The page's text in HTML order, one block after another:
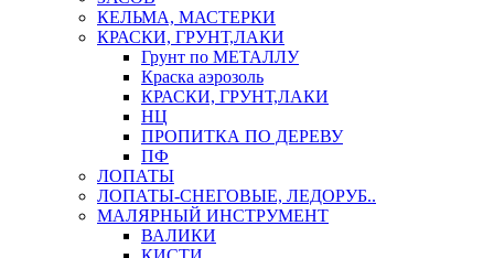
КЕЛЬМА, МАСТЕРКИ
КРАСКИ, ГРУНТ,ЛАКИ
Грунт по МЕТАЛЛУ
Краска аэрозоль
КРАСКИ, ГРУНТ,ЛАКИ
НЦ
ПРОПИТКА ПО ДЕРЕВУ
ПФ
ЛОПАТЫ
ЛОПАТЫ-СНЕГОВЫЕ, ЛЕДОРУБ..
МАЛЯРНЫЙ ИНСТРУМЕНТ
ВАЛИКИ